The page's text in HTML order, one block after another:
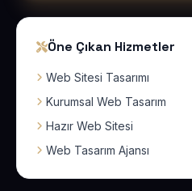
Öne Çıkan Hizmetler
Web Sitesi Tasarımı
Kurumsal Web Tasarım
Hazır Web Sitesi
Web Tasarım Ajansı